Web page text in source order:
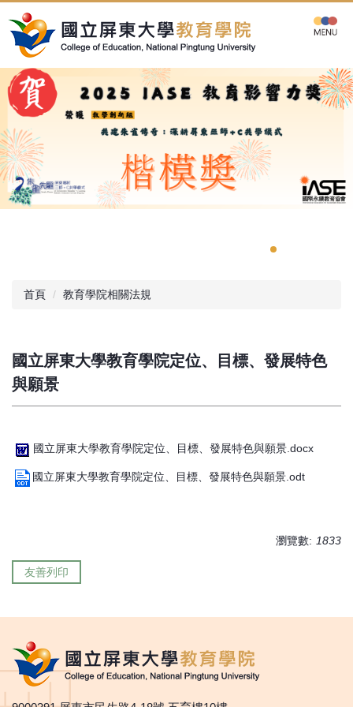
到
主
內
容
區
首頁 教育學院相關法規
國立屏東大學教育學院定位、目標、發展特色
與願景
國立屏東大學教育學院定位、目標、發展特色與願景.docx
國立屏東大學教育學院定位、目標、發展特色與願景.odt
瀏覽數: 1833
友善列印